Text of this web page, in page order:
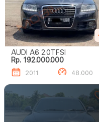
AUDI A6 2.0TFSI
Rp. 192.000.000
2011 48.000